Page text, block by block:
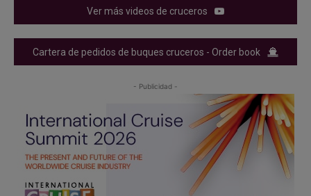
Ver más videos de cruceros
Cartera de pedidos de buques cruceros - Order book
- Publicidad -